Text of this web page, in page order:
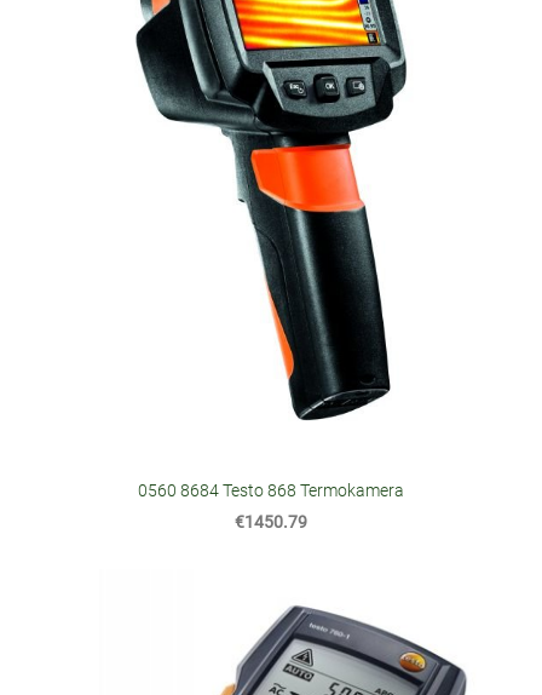
0560 8684 Testo 868 Termokamera
€1450.79